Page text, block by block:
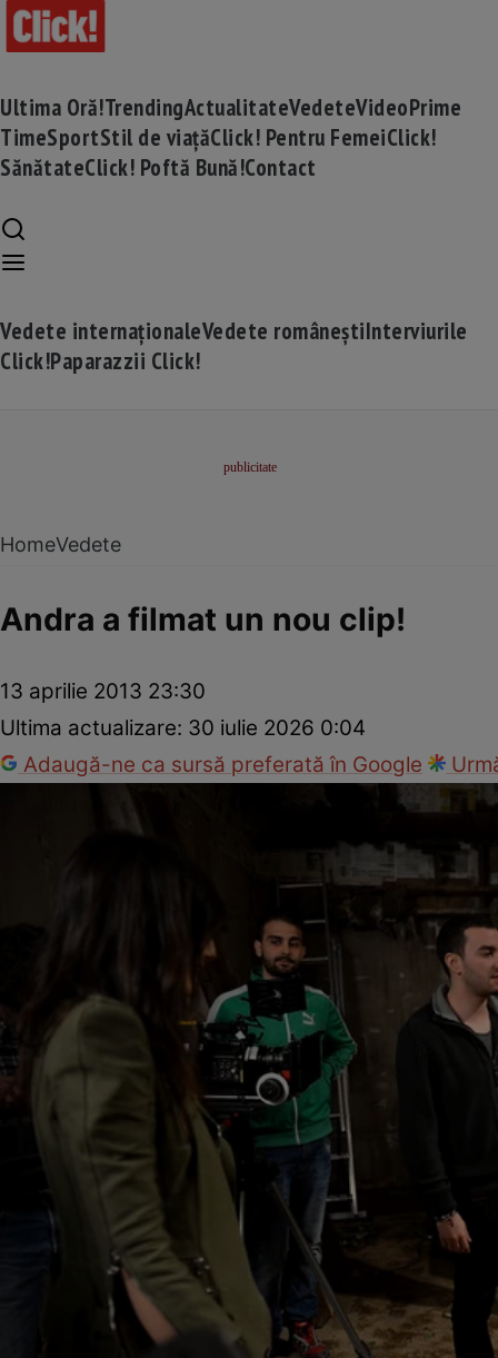
Ultima Oră!TrendingActualitateVedeteVideoPrime
TimeSportStil de viațăClick! Pentru FemeiClick!
SănătateClick! Poftă Bună!Contact
Vedete internaționaleVedete româneștiInterviurile
Click!Paparazzii Click!
HomeVedete
Andra a filmat un nou clip!
13 aprilie 2013 23:30
Ultima actualizare: 30 iulie 2026 0:04
Adaugă-ne ca sursă preferată în Google